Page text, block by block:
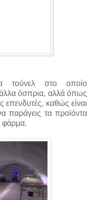
τούνελ στο οποίο
άλλα όσπρια, αλλά όπως
επενδυτές, καθώς είναι
παράγεις τα προϊόντα
φάρμα.